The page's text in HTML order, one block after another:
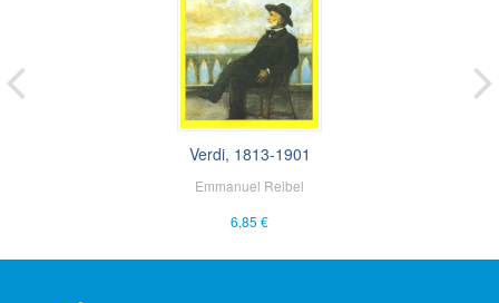
Verdi, 1813-1901
Emmanuel Reibel
6,85 €